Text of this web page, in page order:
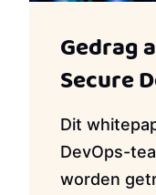
Gedrag
Secure
Dit
DevOps-
worden